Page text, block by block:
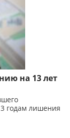
на 13 лет
годам лишения